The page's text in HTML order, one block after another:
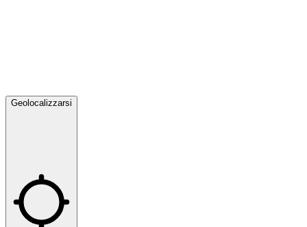
Geolocalizzarsi